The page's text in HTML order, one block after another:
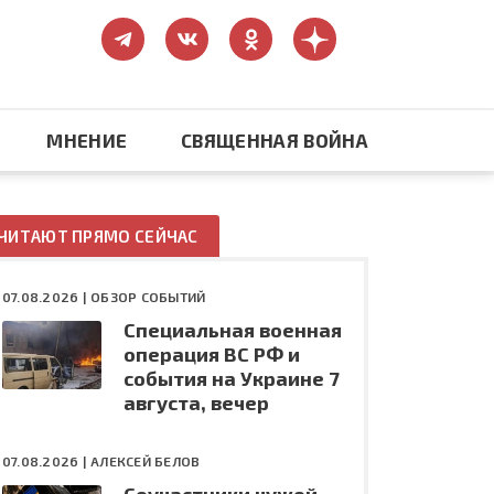
Конфликт на Украине
МНЕНИЕ СВЯЩЕННАЯ ВОЙНА
ПРЯМО СЕЙЧАС
07.08.2026 | ОБЗОР СОБЫТИЙ
Специальная военная
операция ВС РФ и
события на Украине 7
августа, вечер
07.08.2026 |АЛЕКСЕЙ БЕЛОВ